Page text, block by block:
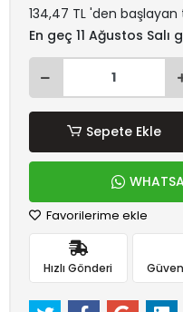
134,47 TL 'den
En geç 11 Ağustos
Sepete Ekle
Favorilerime ekle
Hızlı Gönderi